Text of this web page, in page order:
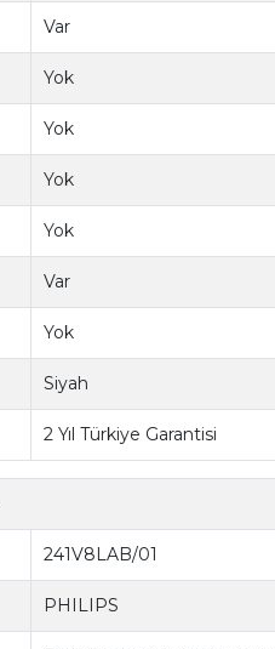
Var
Yok
Yok
Yok
Yok
Var
Yok
Siyah
2 Yıl Türkiye Garantisi
241V8LAB/01
PHILIPS